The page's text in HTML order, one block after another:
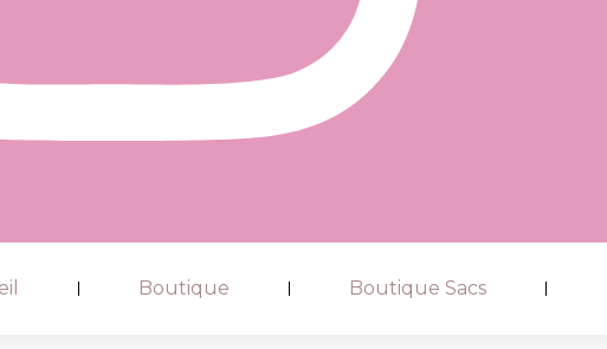
Boutique Boutique Sacs